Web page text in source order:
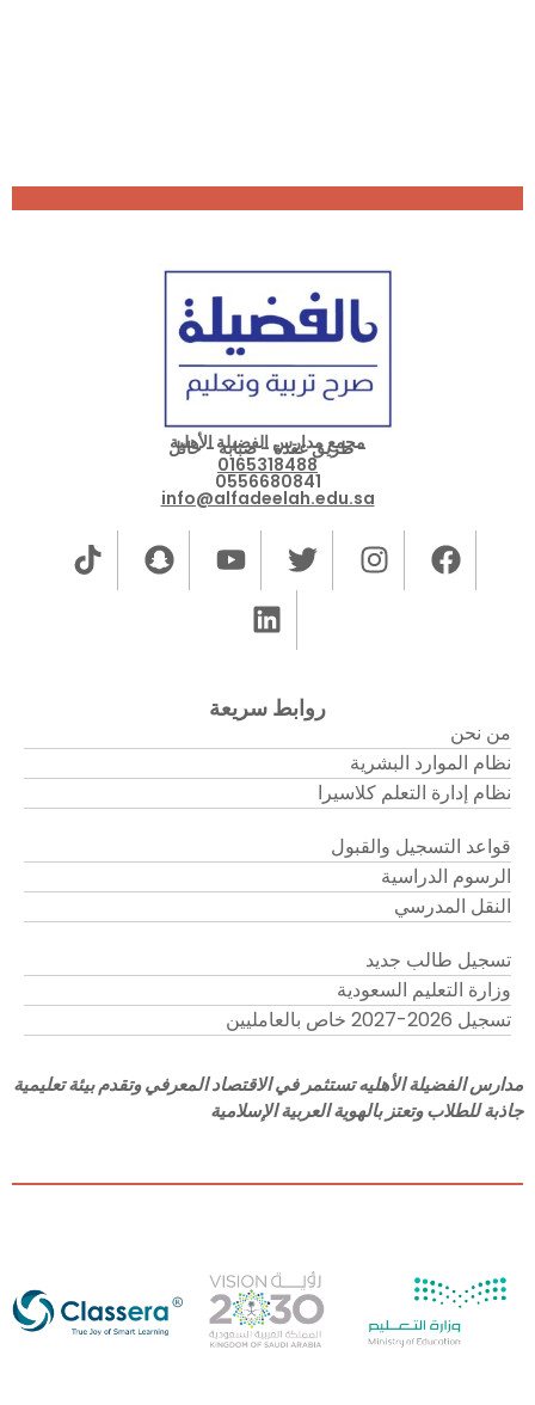
مجمع مدارس الفضيلة الأهلية
- طريق عقدة - صبابة - حائل
0165318488
0556680841
info@alfadeelah.edu.sa
روابط سريعة
من نحن
نظام الموارد البشرية
نظام إدارة التعلم كلاسيرا
قواعد التسجيل والقبول
الرسوم الدراسية
النقل المدرسي
تسجيل طالب جديد
وزارة التعليم السعودية
تسجيل 2026-2027 خاص بالعامليين
مدارس الفضيلة الأهليه تستثمر في الاقتصاد المعرفي وتقدم بيئة تعليمية
جاذبة للطلاب وتعتز بالهوية العربية الإسلامية